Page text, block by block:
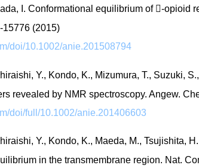
I. Conformational equilibrium of -
15776 (2015)
doi/10.1002/anie.201508794
Y., Kondo, K., Mizumura, T., Suzuki,
revealed by NMR spectroscopy. Angew.
doi/full/10.1002/anie.201406603
Y., Kondo, K., Maeda, M., Tsujishita,
in the transmembrane region. Nat.